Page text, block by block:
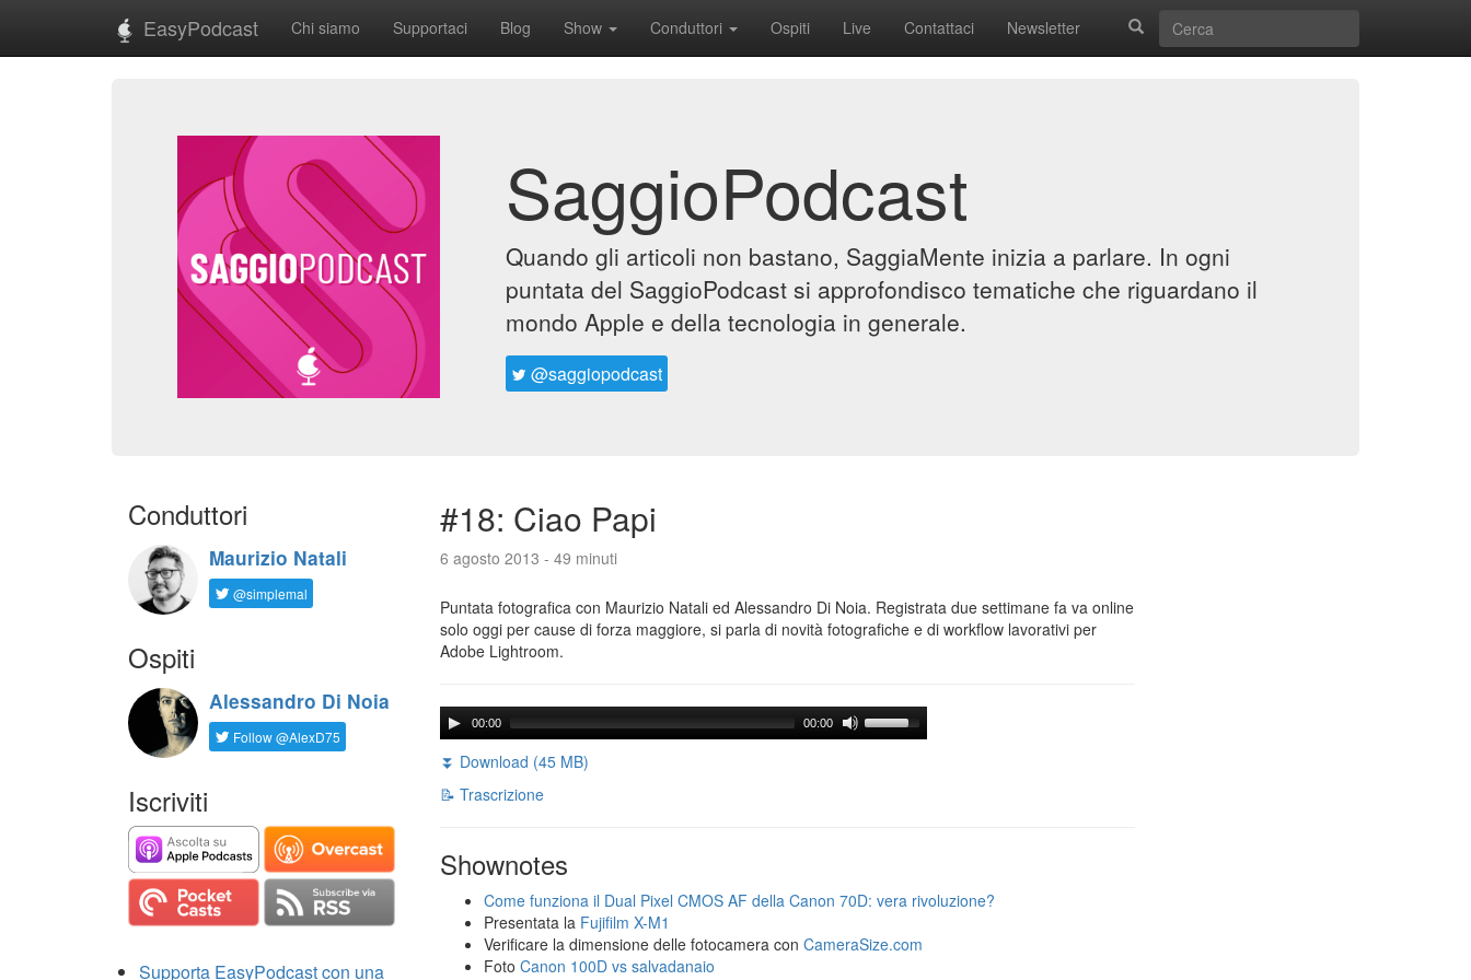
EasyPodcast Chi siamo Supportaci Blog Show Conduttori Ospiti Live Contattaci Newsletter
SaggioPodcast
Quando gli articoli non bastano, SaggiaMente inizia a parlare. In ogni
puntata del SaggioPodcast si approfondisco tematiche che riguardano il
mondo Apple e della tecnologia in generale.
@saggiopodcast
Conduttori
Maurizio Natali
@simplemal
Ospiti
Alessandro Di Noia
Follow @AlexD75
Iscriviti
Supporta EasyPodcast con una
#18: Ciao Papi
6 agosto 2013 - 49 minuti
Puntata fotografica con Maurizio Natali ed Alessandro Di Noia. Registrata due settimane fa va online
solo oggi per cause di forza maggiore, si parla di novità fotografiche e di workflow lavorativi per
Adobe Lightroom.
00:00 00:00
⏬ Download (45 MB)
📝 Trascrizione
Shownotes
Come funziona il Dual Pixel CMOS AF della Canon 70D: vera rivoluzione?
Presentata la Fujifilm X-M1
Verificare la dimensione delle fotocamera con CameraSize.com
Foto Canon 100D vs salvadanaio